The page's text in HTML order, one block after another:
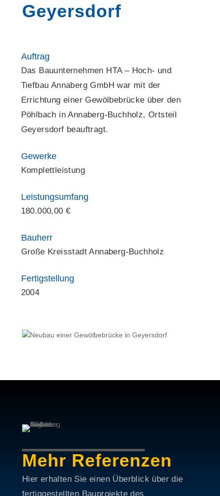
Geyersdorf
Auftrag
Das Bauunternehmen HTA – Hoch- und
Tiefbau Annaberg GmbH war mit der
Errichtung einer Gewölbebrücke über den
Pöhlbach in Annaberg-Buchholz, Ortsteil
Geyersdorf beauftragt.
Gewerke
Komplettleistung
Leistungsumfang
180.000,00 €
Bauherr
Große Kreisstadt Annaberg-Buchholz
Fertigstellung
2004
Mehr Referenzen
Hier erhalten Sie einen Überblick über die
fertiggestellten Bauprojekte des